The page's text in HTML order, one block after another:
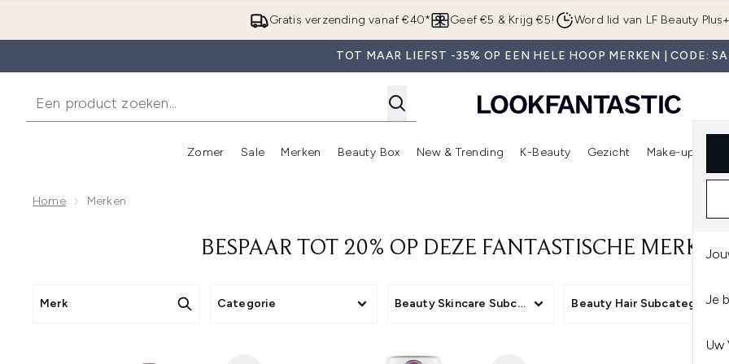
Overslaan naar de hoofdinhoud
Gratis verzending vanaf €40* Geef €5 & Krijg €5! Word lid van LF Beauty Plus+
TOT MAAR LIEFST -35% OP EEN HELE HOOP MERKEN | CODE:
Je
Uw
Zomer
Enter submenu (Zomer)
Sale
Enter submenu (Sale)
Merken
Enter submenu (Merken)
Beauty Box
Enter submenu (Beauty Box)
New & Trending
Enter submenu (New & Trending)
K-Beauty
Enter submenu (K-Beauty)
Gezicht Make-up
Home Merken
BESPAAR TOT 20% OP DEZE FANTASTISCHE
Merk Categorie Beauty Skincare Subcategory Beauty Hair Subcategory